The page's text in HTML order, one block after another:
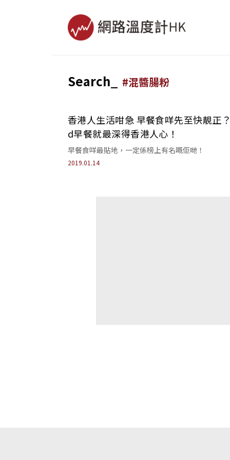
Search_ #混醬腸粉
香港人生活咁急 早餐食咩先至快靚正
d早餐就最深得香港人心！
早餐食咩最貼地，一定係榜上有名嘅佢哋！
2019.01.14